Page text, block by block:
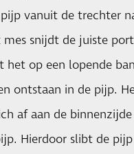
vanuit de trechter
mes snijdt de juiste
het op een lopende
ontstaan in de pijp.
af aan de
Hierdoor slibt de